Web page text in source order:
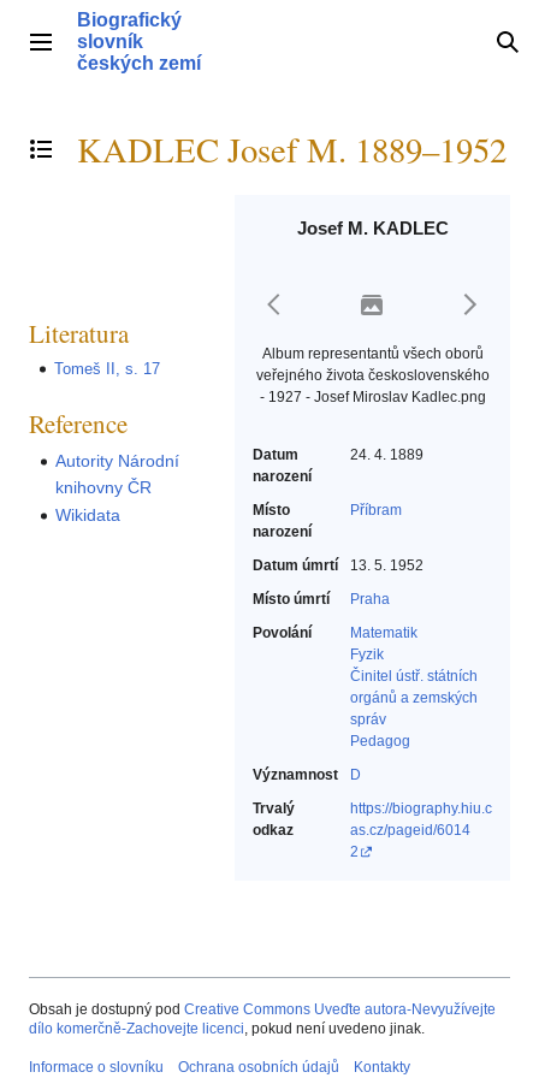
obsahHlavní menu
Biografický
slovník
českých zemí
Přepnout obsah
KADLEC Josef M. 1889–1952
Josef M. KADLEC
Album representantů všech oborů
veřejného života československého
- 1927 - Josef Miroslav Kadlec.png
Datum
narození
24. 4. 1889
Místo
narození
Příbram
Datum úmrtí
13. 5. 1952
Místo úmrtí
Praha
Povolání
Matematik‎
Fyzik‎
Činitel ústř. státních
orgánů a zemských
správ‎
Pedagog‎
Významnost
D
Trvalý
odkaz
https://biography.hiu.c
as.cz/pageid/6014
2
Literatura
Tomeš II, s. 17
Reference
Autority Národní
knihovny ČR
Wikidata
Obsah je dostupný pod Creative Commons Uveďte autora-Nevyužívejte
dílo komerčně-Zachovejte licenci, pokud není uvedeno jinak.
Informace o slovníku Ochrana osobních údajů Kontakty